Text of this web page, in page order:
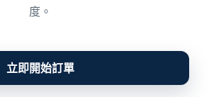
度。
立即開始訂單